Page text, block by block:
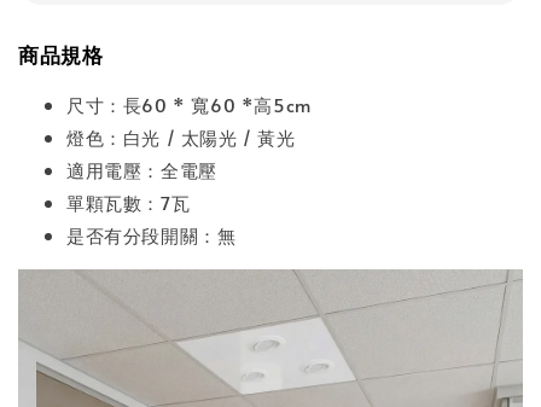
商品規格
尺寸：長60 * 寬60 *高5cm
燈色：白光 / 太陽光 / 黃光
適用電壓：全電壓
單顆瓦數：7瓦
是否有分段開關：無